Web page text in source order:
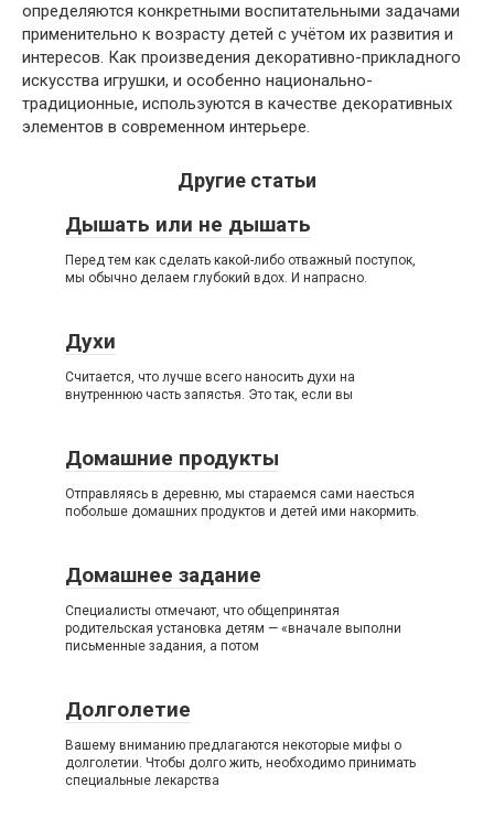
определяются конкретными воспитательными задачами
применительно к возрасту детей с учётом их развития и
интересов. Как произведения декоративно-прикладного
искусства игрушки, и особенно национально-
традиционные, используются в качестве декоративных
элементов в современном интерьере.
Другие статьи
Дышать или не дышать
Перед тем как сделать какой-либо отважный поступок,
мы обычно делаем глубокий вдох. И напрасно.
Духи
Считается, что лучше всего наносить духи на
внутреннюю часть запястья. Это так, если вы
Домашние продукты
Отправляясь в деревню, мы стараемся сами наесться
побольше домашних продуктов и детей ими накормить.
Домашнее задание
Специалисты отмечают, что общепринятая
родительская установка детям — «вначале выполни
письменные задания, а потом
Долголетие
Вашему вниманию предлагаются некоторые мифы о
долголетии. Чтобы долго жить, необходимо принимать
специальные лекарства